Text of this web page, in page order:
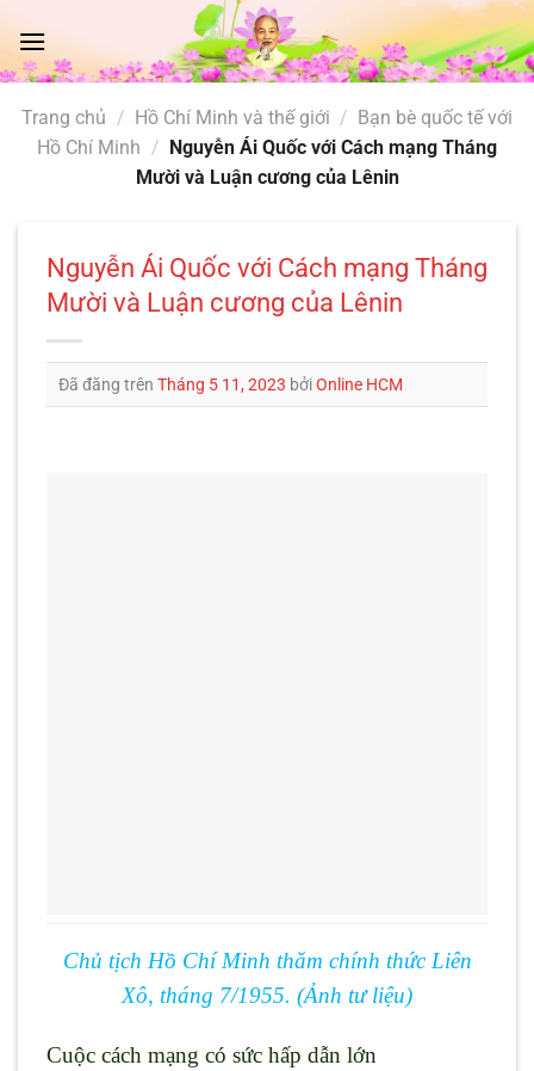
đến
nội
Trang chủ / Hồ Chí Minh và thế giới / Bạn bè quốc tế với
Hồ Chí Minh / Nguyễn Ái Quốc với Cách mạng Tháng
Mười và Luận cương của Lênin
Nguyễn Ái Quốc với Cách mạng Tháng
Mười và Luận cương của Lênin
Đã đăng trên Tháng 5 11, 2023 bởiOnline HCM
Chủ tịch Hồ Chí Minh thăm chính thức Liên
Xô, tháng 7/1955. (Ảnh tư liệu)
Cuộc cách mạng có sức hấp dẫn lớn